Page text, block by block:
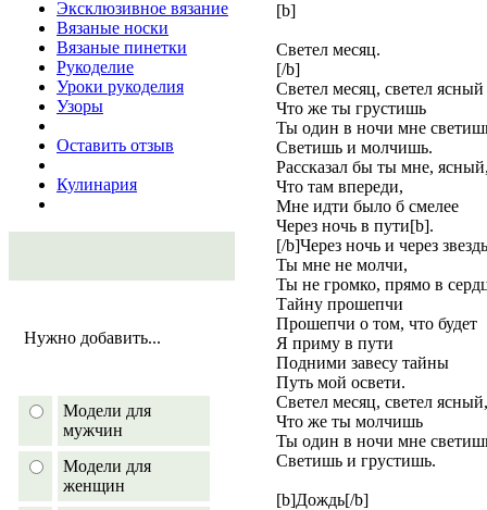
Эксклюзивное вязание
Вязаные носки
Вязаные пинетки
Рукоделие
Уроки рукоделия
Узоры
Оставить отзыв
Кулинария
Нужно добавить...
Модели для
мужчин
Модели для
женщин
[b]
Светел месяц.
[/b]
Светел месяц, светел ясный
Что же ты грустишь
Ты один в ночи мне
Светишь и молчишь.
Рассказал бы ты мне,
Что там впереди,
Мне идти было б смелее
Через ночь в пути[b].
[/b]Через ночь и через
Ты мне не молчи,
Ты не громко, прямо в
Тайну прошепчи
Прошепчи о том, что будет
Я приму в пути
Подними завесу тайны
Путь мой освети.
Светел месяц, светел ясный,
Что же ты молчишь
Ты один в ночи мне
Светишь и грустишь.
[b]Дождь[/b]